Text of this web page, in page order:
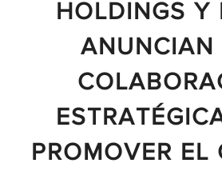
HOLDINGS Y
ANUNCIAN
PROMOVER EL